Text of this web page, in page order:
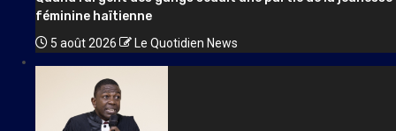
féminine haïtienne
5 août 2026 Le Quotidien News